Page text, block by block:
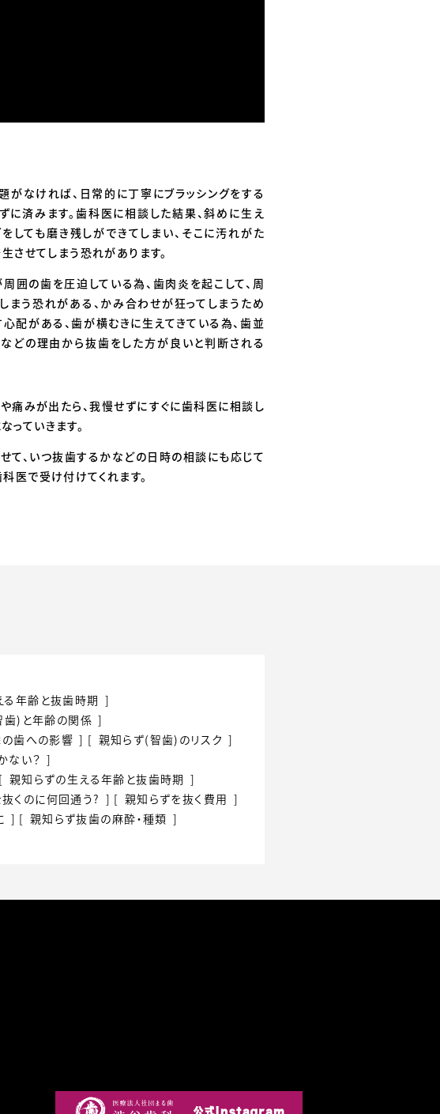
がなければ、日常的に丁寧にブラッシングをする
に済みます。歯科医に相談した結果、斜めに生え
しても磨き残しができてしまい、そこに汚れがた
させてしまう恐れがあります。
囲の歯を圧迫している為、歯肉炎を起こして、周
まう恐れがある、かみ合わせが狂ってしまうため
配がある、歯が横むきに生えてきている為、歯並
どの理由から抜歯をした方が良いと判断される
痛みが出たら、我慢せずにすぐに歯科医に相談し
っていきます。
て、いつ抜歯するかなどの日時の相談にも応じて
医で受け付けてくれます。
る年齢と抜歯時期
歯)と年齢の関係
歯への影響
親知らず(智歯)のリスク
ない？
親知らずの生える年齢と抜歯時期
くのに何回通う?
親知らずを抜く費用
親知らず抜歯の麻酔・種類